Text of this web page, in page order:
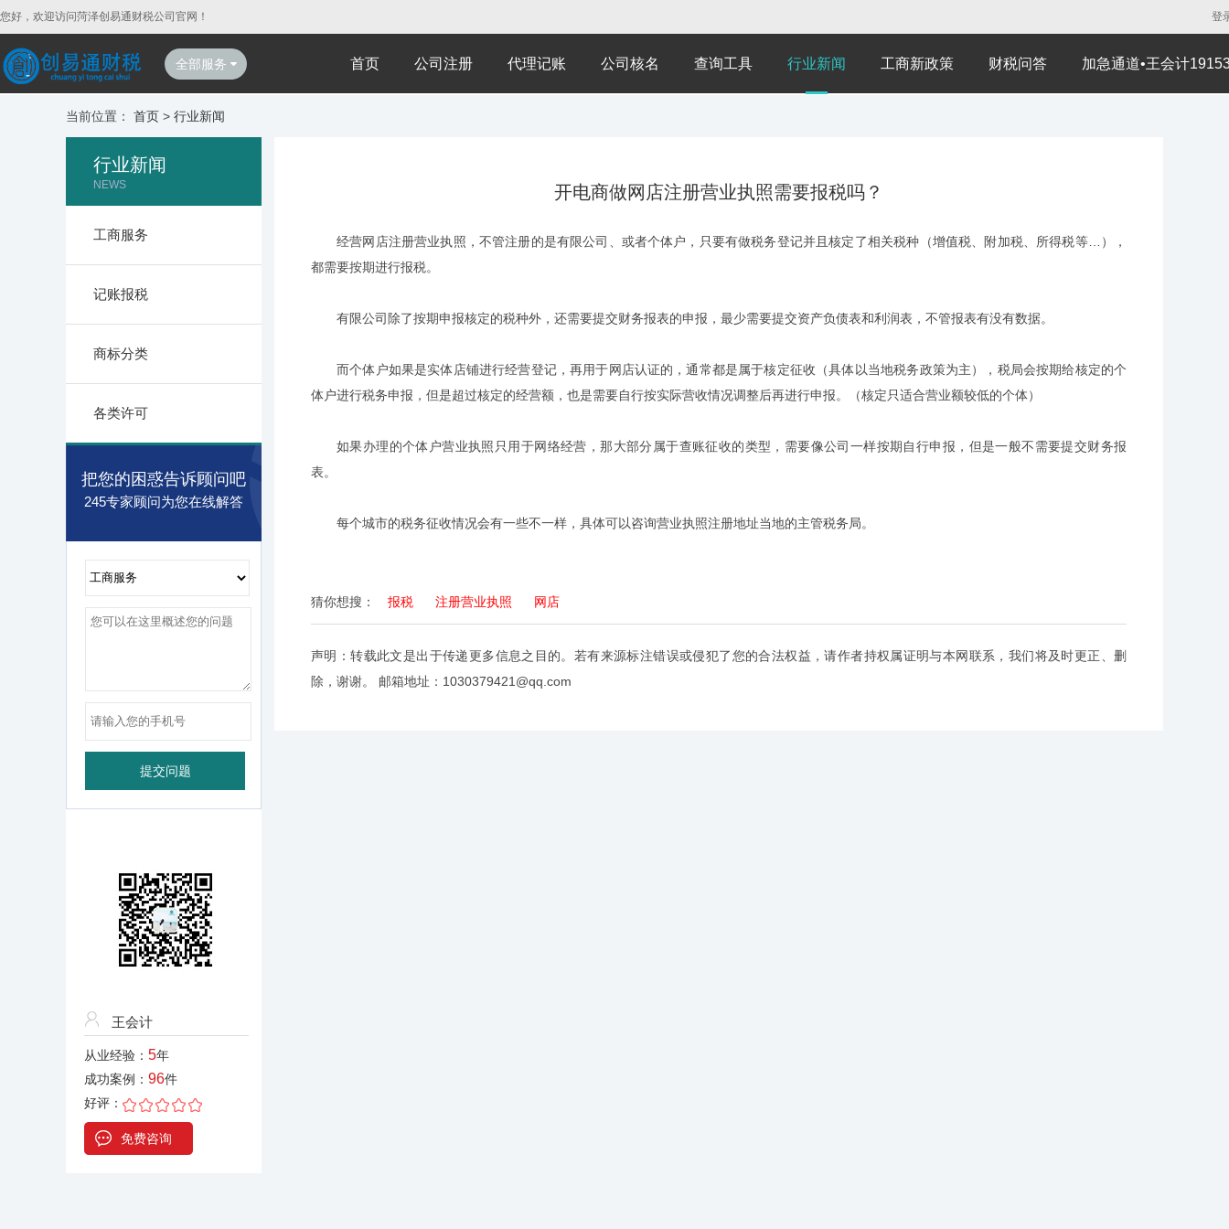
您好，欢迎访问菏泽创易通财税公司官网！ 登
全部服务 首页 公司注册 代理记账 公司核名 查询工具 行业新闻 工商新政策 财税问答 加急通道•王会计
当前位置： 首页 > 行业新闻
行业新闻
NEWS
工商服务
记账报税
商标分类
各类许可
把您的困惑告诉顾问吧
245专家顾问为您在线解答
王会计
从业经验： 5年
成功案例： 96件
好评：
免费咨询
开电商做网店注册营业执照需要报税吗？
经营网店注册营业执照，不管注册的是有限公司、或者个体户，只要有做税务登记并且核定了相关税种（增值税、附加税、所得税等…），
都需要按期进行报税。
有限公司除了按期申报核定的税种外，还需要提交财务报表的申报，最少需要提交资产负债表和利润表，不管报表有没有数据。
而个体户如果是实体店铺进行经营登记，再用于网店认证的，通常都是属于核定征收（具体以当地税务政策为主），税局会按期给核定的个
体户进行税务申报，但是超过核定的经营额，也是需要自行按实际营收情况调整后再进行申报。（核定只适合营业额较低的个体）
如果办理的个体户营业执照只用于网络经营，那大部分属于查账征收的类型，需要像公司一样按期自行申报，但是一般不需要提交财务报
表。
每个城市的税务征收情况会有一些不一样，具体可以咨询营业执照注册地址当地的主管税务局。
猜你想搜： 报税 注册营业执照 网店
声明：转载此文是出于传递更多信息之目的。若有来源标注错误或侵犯了您的合法权益，请作者持权属证明与本网联系，我们将及时更正、删
除，谢谢。 邮箱地址：1030379421@qq.com